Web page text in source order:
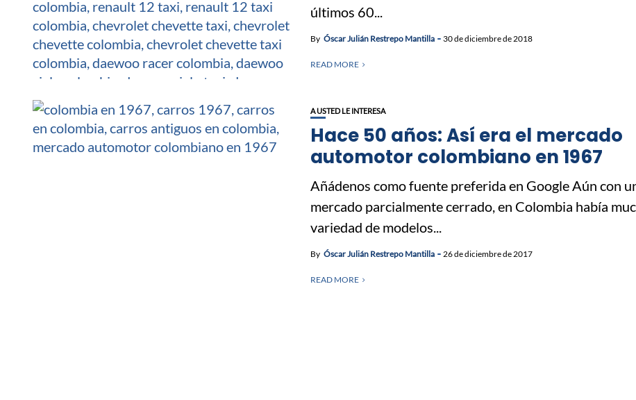
últimos 60...
By Óscar Julián Restrepo Mantilla 30 de diciembre de 2018
READ MORE
A USTED LE INTERESA
Hace 50 años: Así era el mercado
automotor colombiano en 1967
Añádenos como fuente preferida en Google Aún con
mercado parcialmente cerrado, en Colombia había
variedad de modelos...
By Óscar Julián Restrepo Mantilla 26 de diciembre de 2017
READ MORE